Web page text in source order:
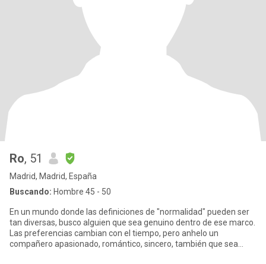
Ro, 51
Madrid, Madrid, España
Buscando: Hombre 45 - 50
En un mundo donde las definiciones de "normalidad" pueden ser
tan diversas, busco alguien que sea genuino dentro de ese marco.
Las preferencias cambian con el tiempo, pero anhelo un
compañero apasionado, romántico, sincero, también que sea